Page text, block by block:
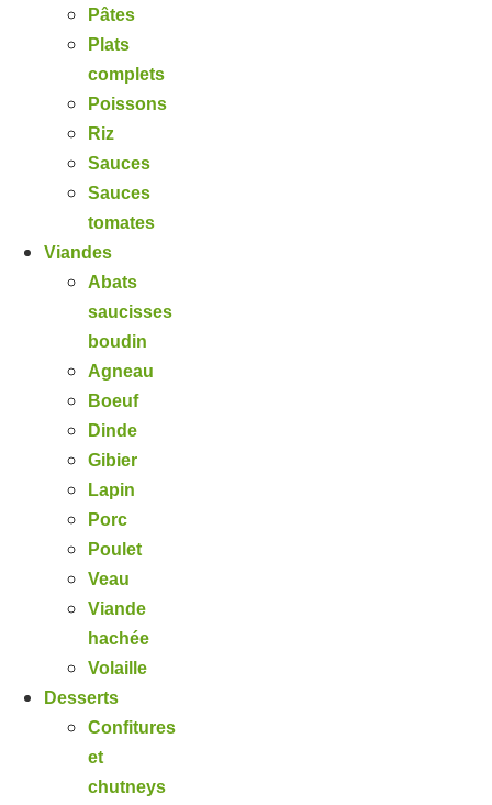
Pâtes
Plats
complets
Poissons
Riz
Sauces
Sauces
tomates
Viandes
Abats
saucisses
boudin
Agneau
Boeuf
Dinde
Gibier
Lapin
Porc
Poulet
Veau
Viande
hachée
Volaille
Desserts
Confitures
et
chutneys